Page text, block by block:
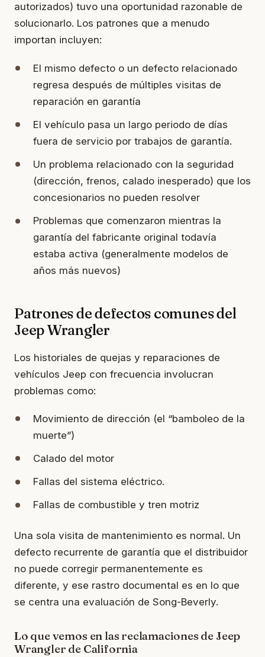
autorizados) tuvo una oportunidad razonable de
solucionarlo. Los patrones que a menudo
importan incluyen:
El mismo defecto o un defecto relacionado
regresa después de múltiples visitas de
reparación en garantía
El vehículo pasa un largo periodo de días
fuera de servicio por trabajos de garantía.
Un problema relacionado con la seguridad
(dirección, frenos, calado inesperado) que los
concesionarios no pueden resolver
Problemas que comenzaron mientras la
garantía del fabricante original todavía
estaba activa (generalmente modelos de
años más nuevos)
Patrones de defectos comunes del
Jeep Wrangler
Los historiales de quejas y reparaciones de
vehículos Jeep con frecuencia involucran
problemas como:
Movimiento de dirección (el “bamboleo de la
muerte”)
Calado del motor
Fallas del sistema eléctrico.
Fallas de combustible y tren motriz
Una sola visita de mantenimiento es normal. Un
defecto recurrente de garantía que el distribuidor
no puede corregir permanentemente es
diferente, y ese rastro documental es en lo que
se centra una evaluación de Song-Beverly.
Lo que vemos en las reclamaciones de Jeep
Wrangler de California